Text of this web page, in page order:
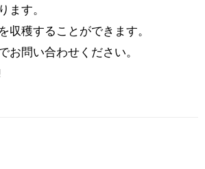
ます。
収穫することができます。
問い合わせください。